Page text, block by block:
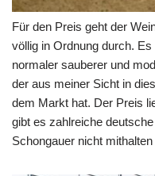
Für den Preis geht der
völlig in Ordnung durch.
normaler sauberer und
der aus meiner Sicht in
dem Markt hat. Der Preis
gibt es zahlreiche
Schongauer nicht